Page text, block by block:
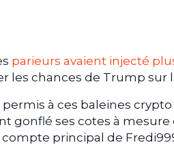
parieurs avaient injecté
les chances de Trump sur
à ces baleines
gonflé ses cotes à
compte principal de